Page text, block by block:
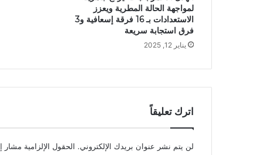
لمواجهة الحالة المطرية ويعزز
الاستعدادات بـ 16 فرقة إسعافية و3
فرق استجابة سريعة
يناير 12, 2025
اترك تعليقاً
لن يتم نشر عنوان بريدك الإلكتروني. الحقول الإلزامية مشار